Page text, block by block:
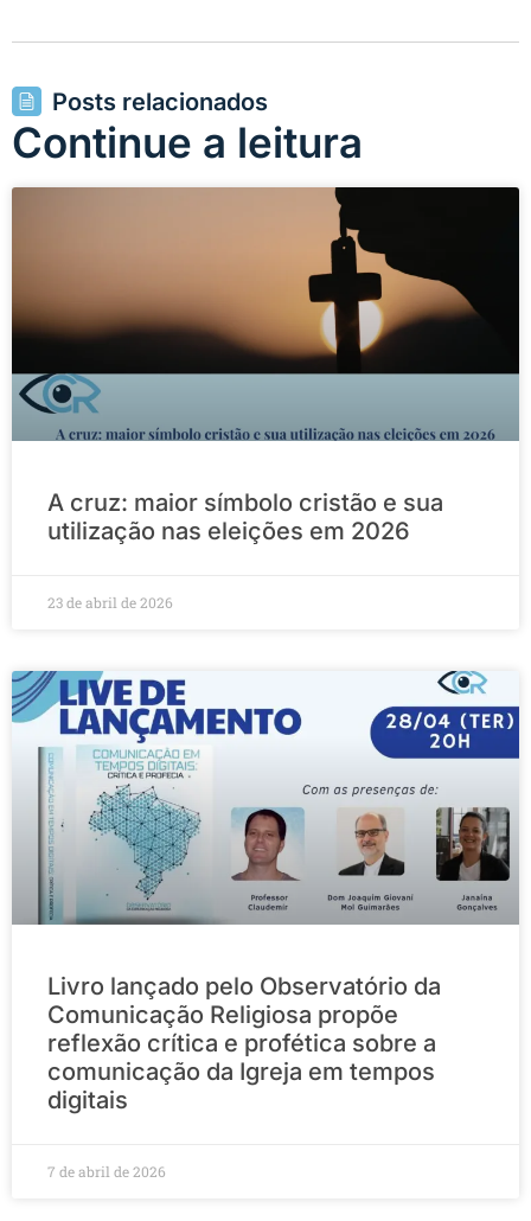
Posts relacionados
Continue a leitura
A cruz: maior símbolo cristão e sua
utilização nas eleições em 2026
23 de abril de 2026
Livro lançado pelo Observatório da
Comunicação Religiosa propõe
reflexão crítica e profética sobre a
comunicação da Igreja em tempos
digitais
7 de abril de 2026